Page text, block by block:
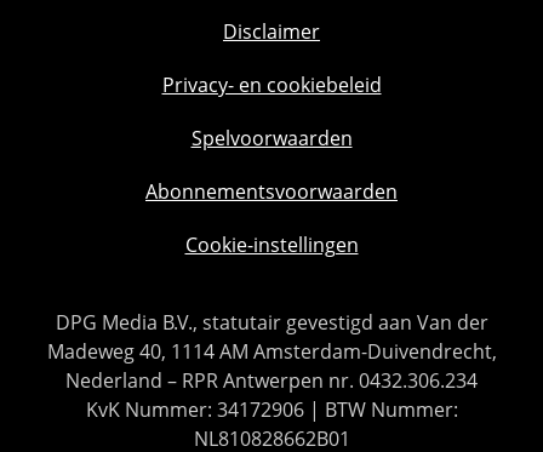
Disclaimer
Privacy- en cookiebeleid
Spelvoorwaarden
Abonnementsvoorwaarden
Cookie-instellingen
DPG Media B.V., statutair gevestigd aan Van der
Madeweg 40, 1114 AM Amsterdam-Duivendrecht,
Nederland – RPR Antwerpen nr. 0432.306.234
KvK Nummer: 34172906 | BTW Nummer:
NL810828662B01